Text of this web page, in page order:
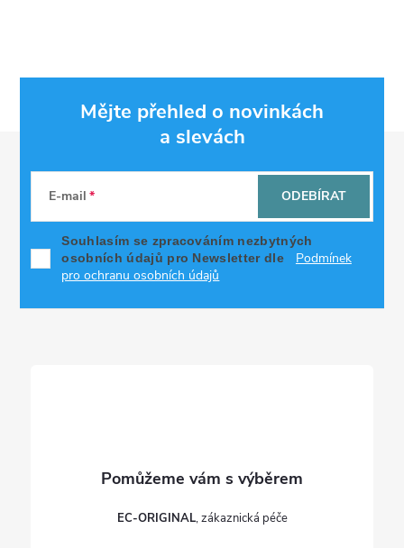
Mějte přehled o novinkách
a slevách
E-mail
Souhlasím se zpracováním nezbytných
osobních údajů pro Newsletter dle
Podmínek
pro ochranu osobních údajů
ODEBÍRAT
EC-ORIGINAL